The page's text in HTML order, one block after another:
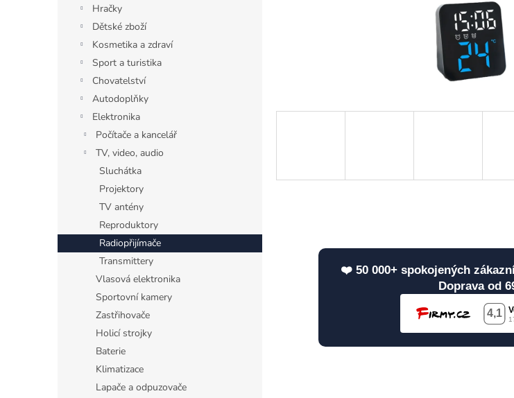
Hračky
Dětské zboží
Kosmetika a zdraví
Sport a turistika
Chovatelství
Autodoplňky
Elektronika
Počítače a kancelář
TV, video, audio
Sluchátka
Projektory
TV antény
Reproduktory
Radiopřijímače
Transmittery
Vlasová elektronika
Sportovní kamery
Zastřihovače
Holicí strojky
Baterie
Klimatizace
Lapače a odpuzovače
❤️ 50 000+ spokojených
Doprava od